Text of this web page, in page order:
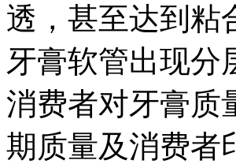
透，甚至达到粘
牙膏软管出现分
消费者对牙膏质
期质量及消费者